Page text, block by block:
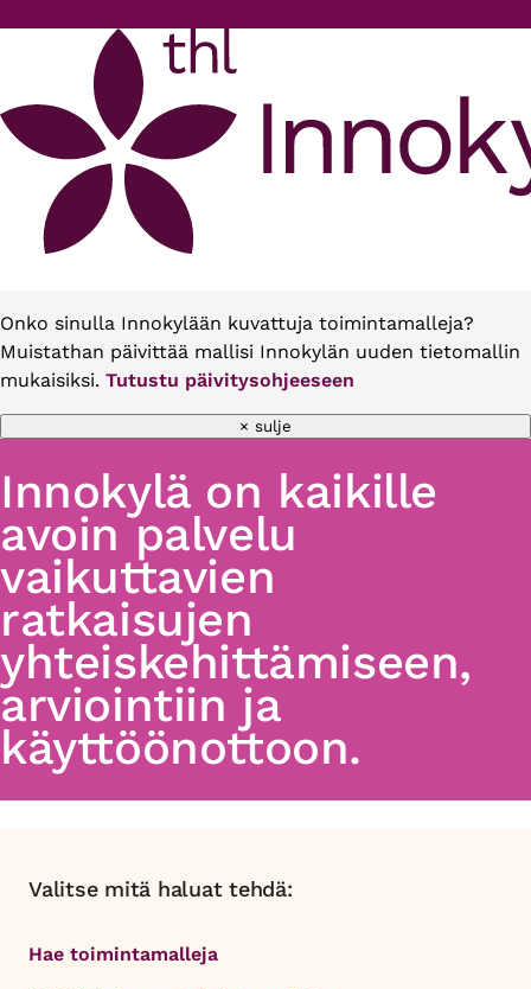
Onko sinulla Innokylään kuvattuja toimintamalleja?
Muistathan päivittää mallisi Innokylän uuden tietomallin
mukaisiksi. Tutustu päivitysohjeeseen
× sulje
Innokylä on kaikille
avoin palvelu
vaikuttavien
ratkaisujen
yhteiskehittämiseen,
arviointiin ja
käyttöönottoon.
Valitse mitä haluat tehdä:
Hae toimintamalleja